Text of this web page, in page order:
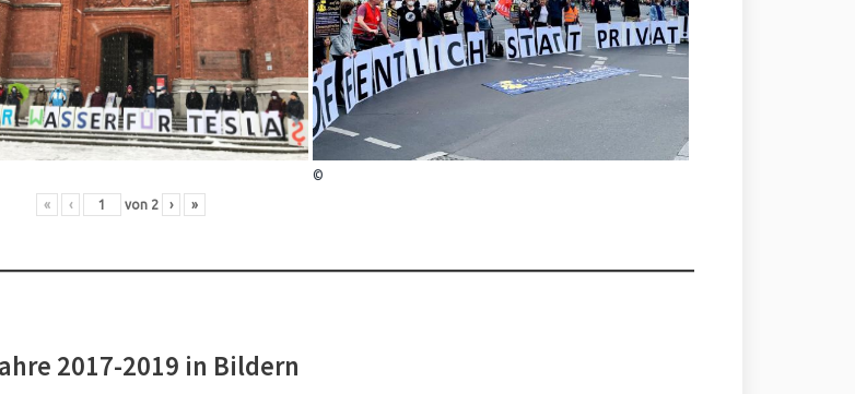
©
« ‹ von 2 › »
2017-2019 in Bildern